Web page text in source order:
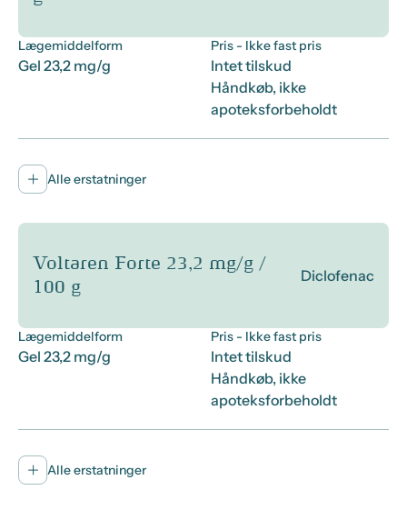
Lægemiddelform
Gel 23,2 mg/g
Pris - Ikke fast pris
Intet tilskud
Håndkøb, ikke
apoteksforbeholdt
Alle erstatninger
Voltaren Forte 23,2 mg/g /
100 g
Diclofenac
Lægemiddelform
Gel 23,2 mg/g
Pris - Ikke fast pris
Intet tilskud
Håndkøb, ikke
apoteksforbeholdt
Alle erstatninger